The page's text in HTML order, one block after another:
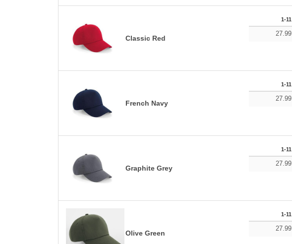
Classic Red
1-11
27.99
French Navy
1-11
27.99
Graphite Grey
1-11
27.99
Olive Green
1-11
27.99